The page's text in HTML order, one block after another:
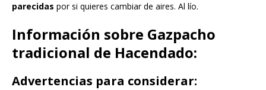
parecidas por si quieres cambiar de aires. Al lío.
Información sobre Gazpacho
tradicional de Hacendado:
Advertencias para considerar: